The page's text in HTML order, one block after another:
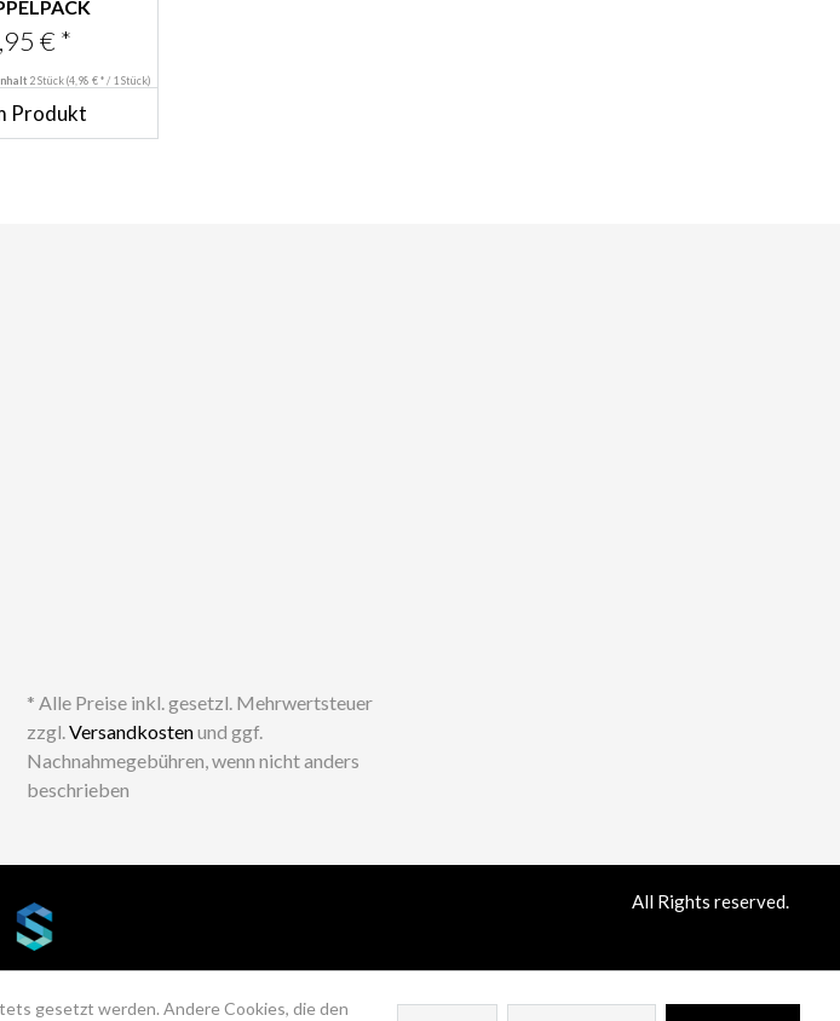
AUS
€ *
2 Stück(4,98 € * / 1 Stück)
Produkt
* Alle Preise inkl. gesetzl. Mehrwertsteuer
zzgl.Versandkostenund ggf.
Nachnahmegebühren, wenn nicht anders
beschrieben
All Rights reserved.
gesetzt werden. Andere Cookies, die den